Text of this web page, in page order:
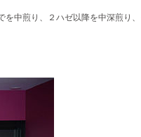
を中煎り、２ハゼ以降を中深煎り